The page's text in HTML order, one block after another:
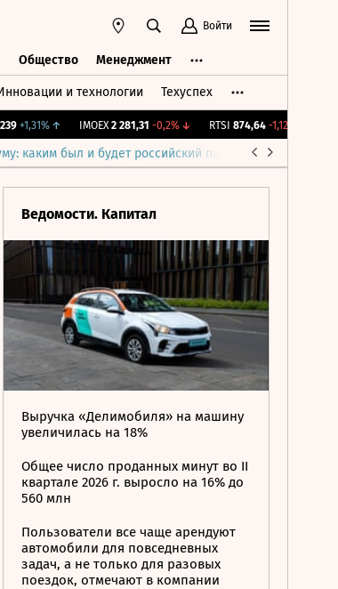
Войти
Общество Менеджмент
и технологии Техуспех
+1,31%↑ IMOEX 2 281,31 -0,2%↓ RTSI 874,64 -1,12%↓
каким был и будет российский парламент
Ведомости. Капитал
Выручка «Делимобиля» на машину
увеличилась на 18%
Общее число проданных минут во II
квартале 2026 г. выросло на 16% до
560 млн
Пользователи все чаще арендуют
автомобили для повседневных
задач, а не только для разовых
поездок, отмечают в компании